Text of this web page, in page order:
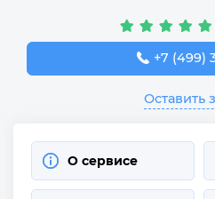
+7 (499)
+7 (499)
Оставить
О сервисе